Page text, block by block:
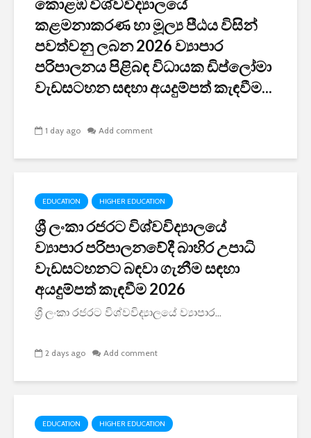
කොළඹ විශ්වවිද්‍යාලයේ
කළමනාකරණ හා මූල්‍ය පීඨය විසින්
පවත්වනු ලබන 2026 ව්‍යාපාර
පරිපාලනය පිළිබඳ විධායක ඩිප්ලෝමා
වැඩසටහන සඳහා අයදුම්පත් කැඳවීම...
1 day ago Add comment
EDUCATION HIGHER EDUCATION
ශ්‍රී ලංකා රජරට විශ්වවිද්‍යාලයේ
ව්‍යාපාර පරිපාලනවේදී බාහිර උපාධි
වැඩසටහනට බඳවා ගැනීම සඳහා
අයදුම්පත් කැඳවීම 2026
ශ්‍රී ලංකා රජරට විශ්වවිද්‍යාලයේ ව්‍යාපාර...
2 days ago Add comment
EDUCATION HIGHER EDUCATION